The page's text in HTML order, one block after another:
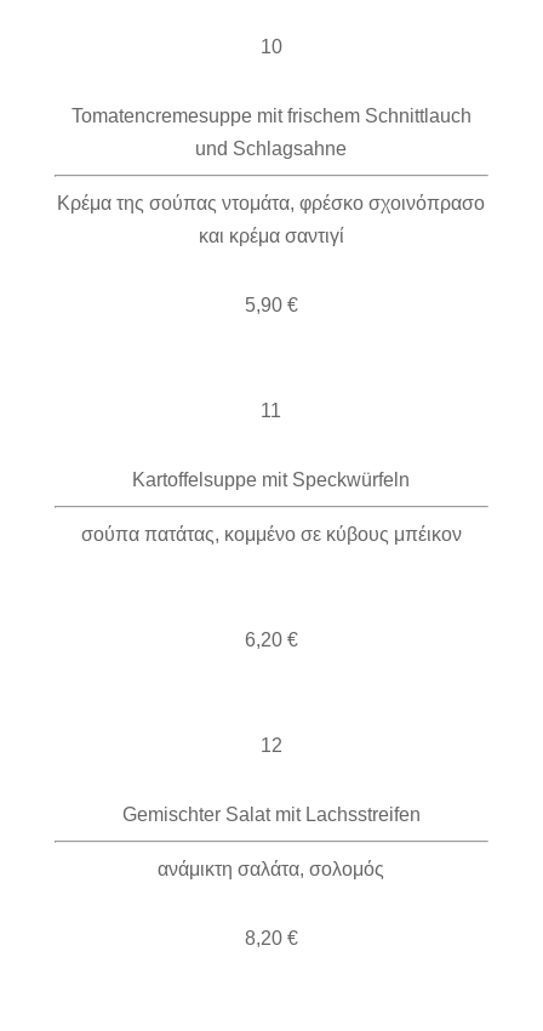
10
Tomatencremesuppe mit frischem Schnittlauch
und Schlagsahne
Κρέμα της σούπας ντομάτα, φρέσκο ​​σχοινόπρασο
και κρέμα σαντιγί
5,90 €
11
Kartoffelsuppe mit Speckwürfeln
σούπα πατάτας, κομμένο σε κύβους μπέικον
6,20 €
12
Gemischter Salat mit Lachsstreifen
ανάμικτη σαλάτα, σολομός
8,20 €